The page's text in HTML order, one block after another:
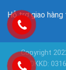
Hỗ trợ giao
Copyright
GPDKKD: